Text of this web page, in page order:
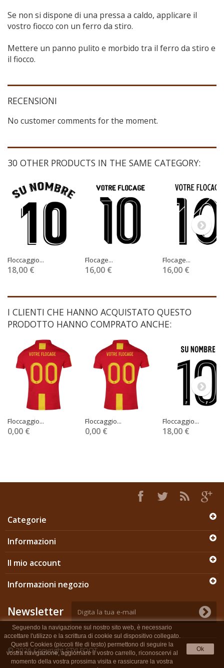
Se non si dispone di una pressa a caldo, applicare il
vostro fiocco con un ferro da stiro.
Mettere un panno pulito e morbido tra il ferro da stiro e
il fiocco.
RECENSIONI
No customer comments for the moment.
30 OTHER PRODUCTS IN THE SAME CATEGORY:
Floccaggio...
18,00 €
Flocage...
16,00 €
Flocage...
16,00 €
I CLIENTI CHE HANNO ACQUISTATO QUESTO
PRODOTTO HANNO COMPRATO ANCHE:
Floccaggio...
0,00 €
Floccaggio...
0,00 €
Floccaggio...
18,00 €
Categorie
Informazioni
© 2026Copyright STYLFOOT
Il mio account
Informazioni negozio
Seguendo la navigazione sul nostro sito web, è necessario
accettare l'utilizzo e la scrittura di cookie sul dispositivo collegato.
Questi Cookies (piccoli file di testo) permettono di seguire la
vostra navigazione, aggiornare il vostro carrello, riconoscervi al
momento della vostra prossima visita e rassicurare la vostra
Ok
Newsletter